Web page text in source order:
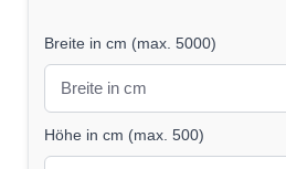
Breite in cm (max. 5000)
Höhe in cm (max. 500)